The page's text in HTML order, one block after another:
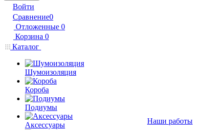
Войти
Сравнение0
Отложенные 0
Корзина 0
Каталог
Шумоизоляция
Короба
Подиумы
Аксессуары
Наши работы